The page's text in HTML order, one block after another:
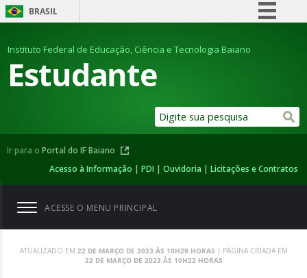
BRASIL
Comunica BR
Legislação
Instituto Federal de Educação, Ciência e Tecnologia Baiano
Estudante
Ir para o Portal do IF Baiano
Acesso à Informação |PDI |Ouvidoria |Licitações e Contratos
ACESSE O MENU PRINCIPAL
ATUALIZADO EM 22 DE MARÇO DE 2023 ÀS 10H29 HORAS | PÁGINA CRIADA EM
22 DE MARÇO DE 2023 ÀS 10H22 HORAS